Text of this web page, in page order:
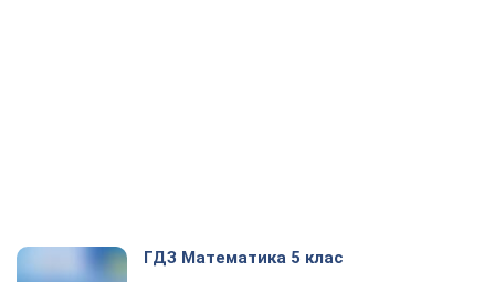
ГДЗ Математика 5 клас